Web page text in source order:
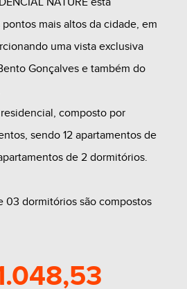
mais altos da cidade, em
uma vista exclusiva
Gonçalves e também do
composto por
sendo 12 apartamentos de
de 2 dormitórios.
03 dormitórios são compostos
lavabo, cozinha/lavanderia
deles uma linda suíte com